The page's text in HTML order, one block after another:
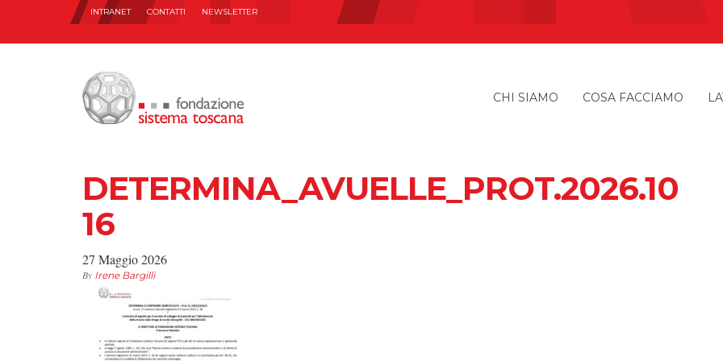
INTRANET CONTATTI NEWSLETTER
CHI SIAMO COSA FACCIAMO
DETERMINA_AVUELLE_PROT.2026.10
16
27 Maggio 2026
By Irene Bargilli